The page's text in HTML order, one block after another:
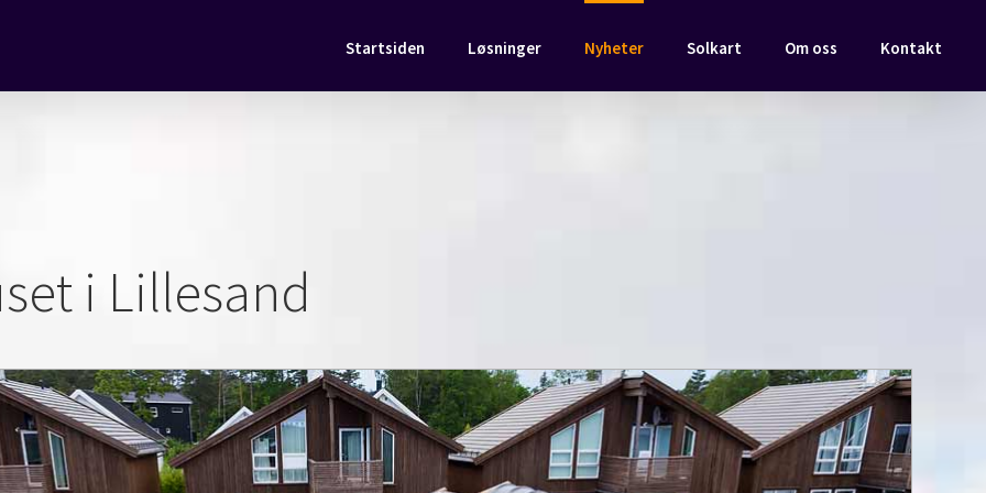
Startsiden Løsninger Nyheter Solkart Om oss Kontakt
i Lillesand